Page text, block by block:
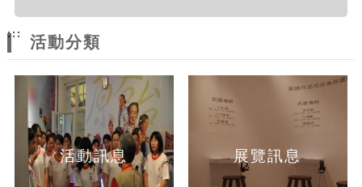
:::
活動分類
活動訊息 展覽訊息